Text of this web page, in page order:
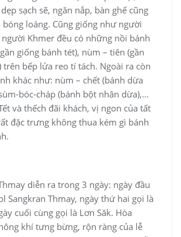
sạch sẽ, ngăn nắp, bàn ghế cũng
loáng. Cũng giống như người
Khmer đều có những nồi bánh
giống bánh tét), nùm – tiên (gần
trên bếp lửa reo tí tách. Ngoài ra còn
khác như: nùm – chết (bánh dừa
bóc-cháp (bánh bột nhân dừa),…
và thếch đãi khách, vị ngon của tất
đặc trưng không thua kém gì bánh
diễn ra trong 3 ngày: ngày đầu
Sangkran Thmay, ngày thứ hai gọi là
cuối cùng gọi là Lơn Săk. Hòa
khí tưng bừng, rộn ràng của lễ